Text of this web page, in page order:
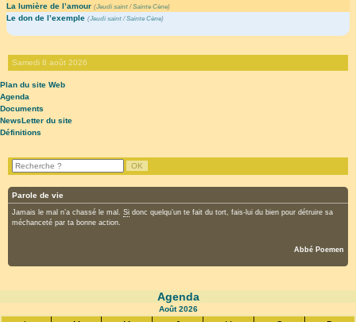
La lumière de l’amour (Jeudi saint/Sainte Cène)
Le don de l’exemple (Jeudi saint/Sainte Cène)
Samedi 8 août 2026
Plan du site Web
Agenda
Documents
NewsLetter du site
Définitions
Parole de vie
Jamais le mal n’a chassé le mal.Si donc quelqu’un te fait du tort, fais-lui du bien pour détruire sa
méchanceté par ta bonne action.
Abbé Poemen
Agenda
Août2026